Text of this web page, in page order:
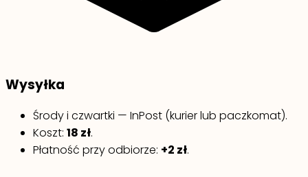
Wysyłka
Środy i czwartki — InPost (kurier lub paczkomat).
Koszt: 18 zł.
Płatność przy odbiorze: +2 zł.